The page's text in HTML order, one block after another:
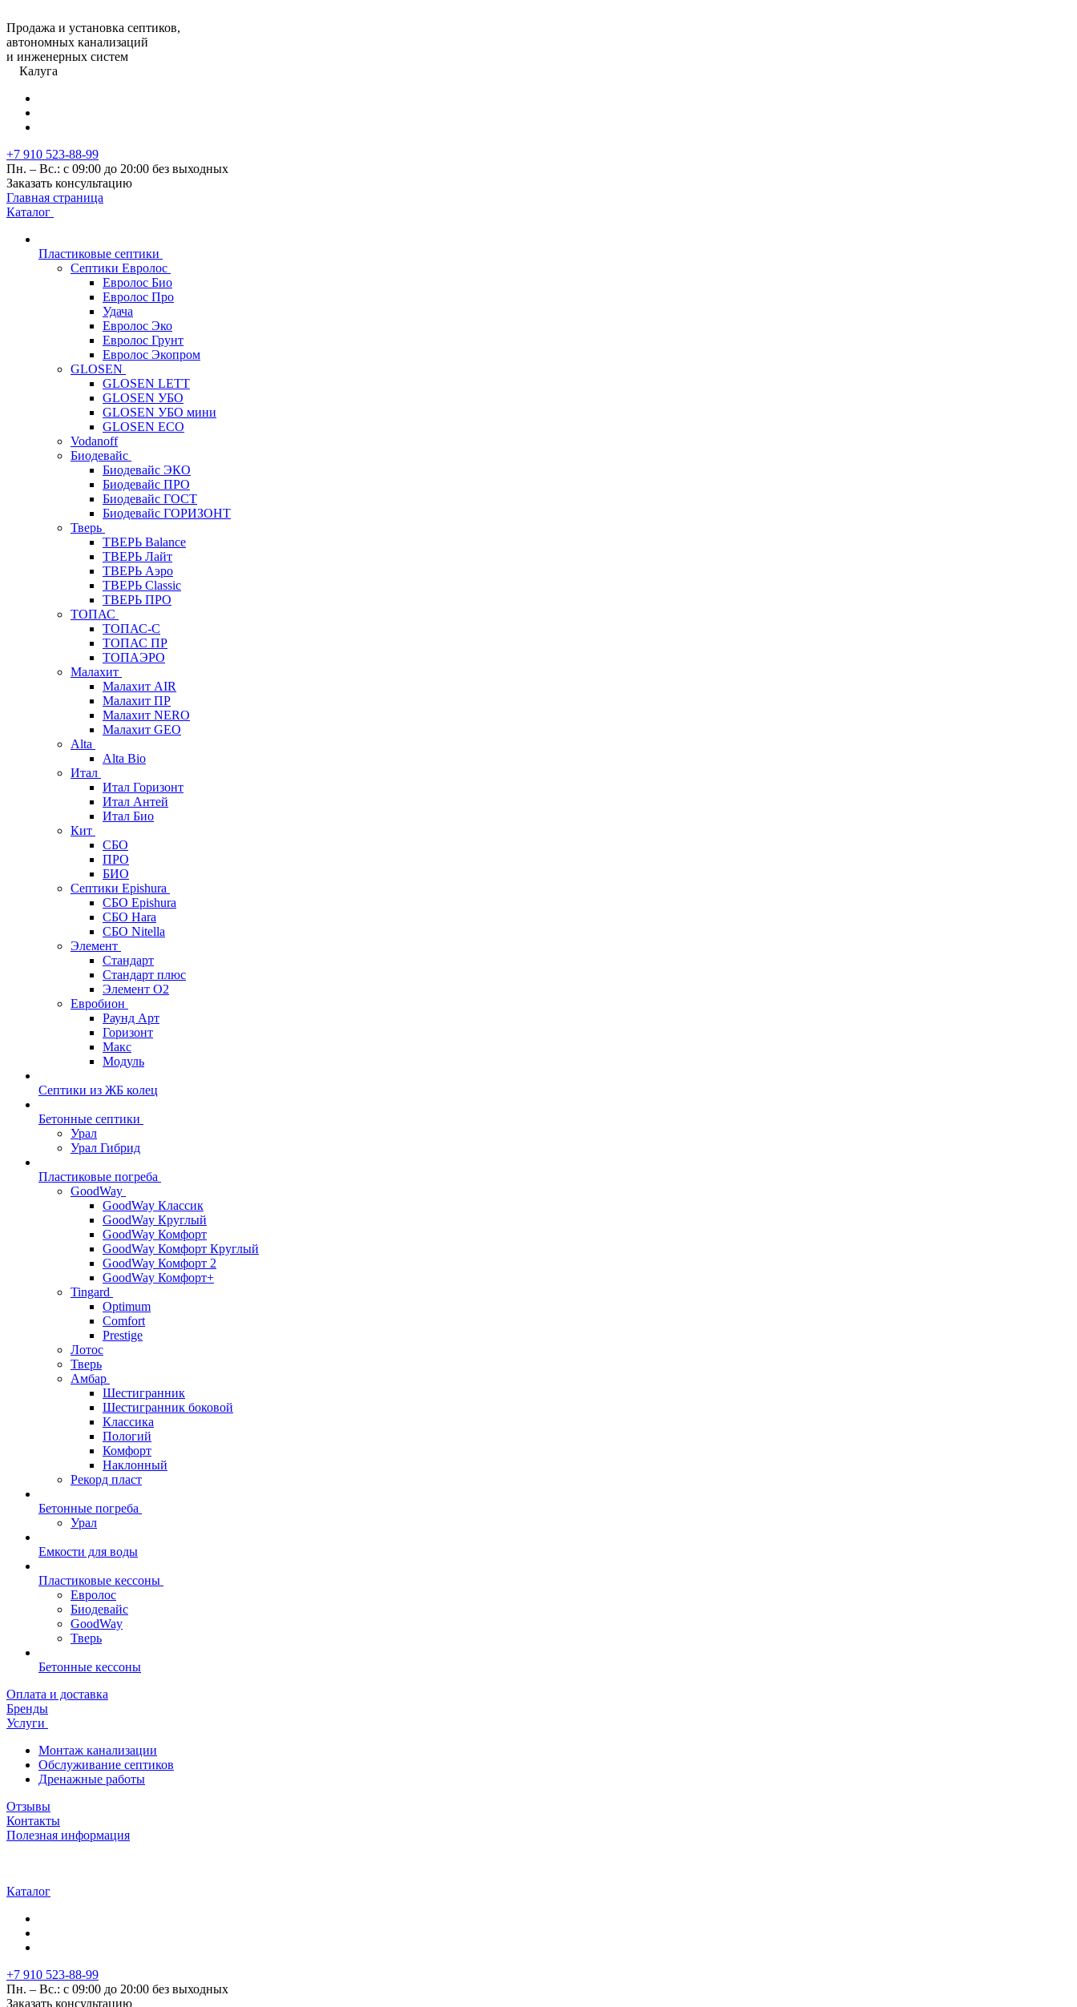
Продажа и установка септиков,
автономных канализаций
и инженерных систем
Калуга
+7 910 523-88-99
Пн. – Вс.: с 09:00 до 20:00 без выходных
Заказать консультацию
Главная страница
Каталог
Пластиковые септики
Септики Евролос
Евролос Био
Евролос Про
Удача
Евролос Эко
Евролос Грунт
Евролос Экопром
GLOSEN
GLOSEN LETT
GLOSEN УБО
GLOSEN УБО мини
GLOSEN ECO
Vodanoff
Биодевайс
Биодевайс ЭКО
Биодевайс ПРО
Биодевайс ГОСТ
Биодевайс ГОРИЗОНТ
Тверь
ТВЕРЬ Balance
ТВЕРЬ Лайт
ТВЕРЬ Аэро
ТВЕРЬ Classic
ТВЕРЬ ПРО
ТОПАС
ТОПАС-С
ТОПАС ПР
ТОПАЭРО
Малахит
Малахит AIR
Малахит ПР
Малахит NERO
Малахит GEO
Alta
Alta Bio
Итал
Итал Горизонт
Итал Антей
Итал Био
Кит
СБО
ПРО
БИО
Септики Epishura
СБО Epishura
СБО Hara
СБО Nitella
Элемент
Стандарт
Стандарт плюс
Элемент О2
Евробион
Раунд Арт
Горизонт
Макс
Модуль
Септики из ЖБ колец
Бетонные септики
Урал
Урал Гибрид
Пластиковые погреба
GoodWay
GoodWay Классик
GoodWay Круглый
GoodWay Комфорт
GoodWay Комфорт Круглый
GoodWay Комфорт 2
GoodWay Комфорт+
Tingard
Optimum
Comfort
Prestige
Лотос
Тверь
Амбар
Шестигранник
Шестигранник боковой
Классика
Пологий
Комфорт
Наклонный
Рекорд пласт
Бетонные погреба
Урал
Емкости для воды
Пластиковые кессоны
Евролос
Биодевайс
GoodWay
Тверь
Бетонные кессоны
Оплата и доставка
Бренды
Услуги
Монтаж канализации
Обслуживание септиков
Дренажные работы
Отзывы
Контакты
Полезная информация
Каталог
+7 910 523-88-99
Пн. – Вс.: с 09:00 до 20:00 без выходных
Заказать консультацию